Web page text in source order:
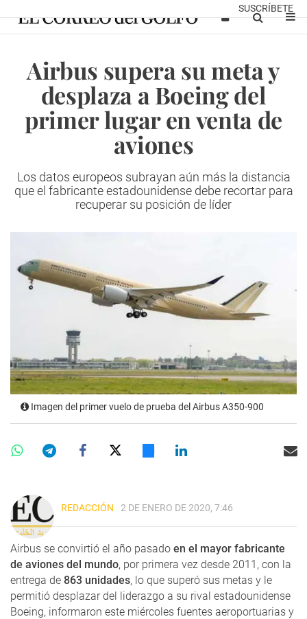
SUSCRÍBETE
Airbus supera su meta y
desplaza a Boeing del
primer lugar en venta de
aviones
Los datos europeos subrayan aún más la distancia
que el fabricante estadounidense debe recortar para
recuperar su posición de líder
Imagen del primer vuelo de prueba del Airbus A350-900
REDACCIÓN 2 DE ENERO DE 2020, 7:46
Airbus se convirtió el año pasado en el mayor fabricante
de aviones del mundo, por primera vez desde 2011, con la
entrega de 863 unidades, lo que superó sus metas y le
permitió desplazar del liderazgo a su rival estadounidense
Boeing, informaron este miércoles fuentes aeroportuarias y